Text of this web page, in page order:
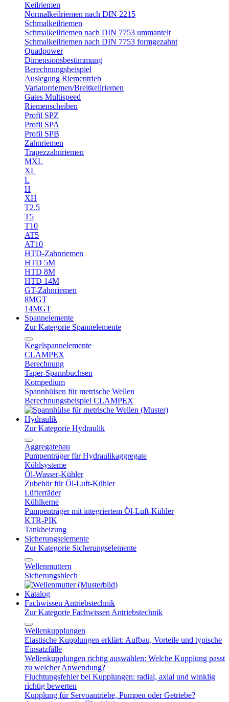
Keilriemen
Normalkeilriemen nach DIN 2215
Schmalkeilriemen
Schmalkeilriemen nach DIN 7753 ummantelt
Schmalkeilriemen nach DIN 7753 formgezahnt
Quadpower
Dimensionsbestimmung
Berechnungsbeispiel
Auslegung Riementrieb
Variatorriemen/Breitkeilriemen
Gates Multispeed
Riemenscheiben
Profil SPZ
Profil SPA
Profil SPB
Zahnriemen
Trapezzahnriemen
MXL
XL
L
H
XH
T2.5
T5
T10
AT5
AT10
HTD-Zahnriemen
HTD 5M
HTD 8M
HTD 14M
GT-Zahnriemen
8MGT
14MGT
Spannelemente
Zur Kategorie Spannelemente
Kegelspannelemente
CLAMPEX
Berechnung
Taper-Spannbuchsen
Kompedium
Spannhülsen für metrische Wellen
Berechnungsbeispiel CLAMPEX
Hydraulik
Zur Kategorie Hydraulik
Aggregatebau
Pumpenträger für Hydraulikaggregate
Kühlsysteme
Öl-Wasser-Kühler
Zubehör für Öl-Luft-Kühler
Lüfterräder
Kühlkerne
Pumpenträger mit integriertem Öl-Luft-Kühler
KTR-PIK
Tankheizung
Sicherungselemente
Zur Kategorie Sicherungselemente
Wellenmuttern
Sicherungsblech
Katalog
Fachwissen Antriebstechnik
Zur Kategorie Fachwissen Antriebstechnik
Wellenkupplungen
Elastische Kupplungen erklärt: Aufbau, Vorteile und typische
Einsatzfälle
Wellenkupplungen richtig auswählen: Welche Kupplung passt
zu welcher Anwendung?
Fluchtungsfehler bei Kupplungen: radial, axial und winklig
richtig bewerten
Kupplung für Servoantriebe, Pumpen oder Getriebe?